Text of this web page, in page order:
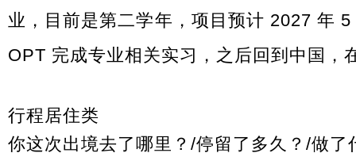
业，目前是第二学年，项目预计 2027 年
OPT 完成专业相关实习，之后回到中国，
行程居住类
你这次出境去了哪里？/停留了多久？/做